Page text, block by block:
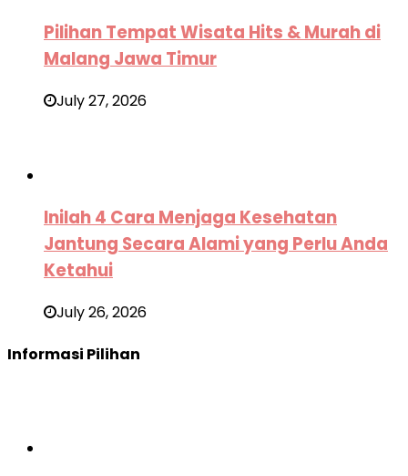
Pilihan Tempat Wisata Hits & Murah di
Malang Jawa Timur
July 27, 2026
Inilah 4 Cara Menjaga Kesehatan
Jantung Secara Alami yang Perlu Anda
Ketahui
July 26, 2026
Informasi Pilihan